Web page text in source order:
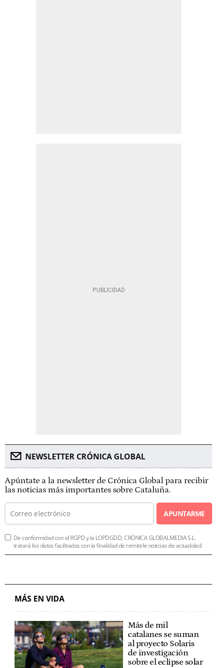
NEWSLETTER CRÓNICA GLOBAL
Apúntate a la newsletter de Crónica Global para recibir
las noticias más importantes sobre Cataluña.
APUNTARME
De conformidad con el RGPD y la LOPDGDD, CRÓNICA GLOBALMEDIA S.L.
tratará los datos facilitados con la finalidad de remitirle noticias de actualidad.
MÁS EN VIDA
Más de mil
catalanes se suman
al proyecto Solaris
de investigación
sobre el eclipse solar